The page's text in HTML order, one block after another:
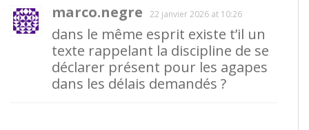
marco.negre 22 janvier 2026 at 10:26
dans le même esprit existe t’il un
texte rappelant la discipline de se
déclarer présent pour les agapes
dans les délais demandés ?